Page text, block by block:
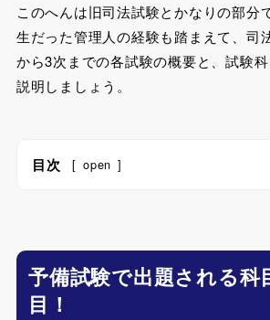
このへんは旧司法試験とかなりの部分
生だった管理人の経験も踏まえて、司
から3次までの各試験の概要と、試験
説明しましょう。
目次 [ open ]
予備試験で出題される科
目！